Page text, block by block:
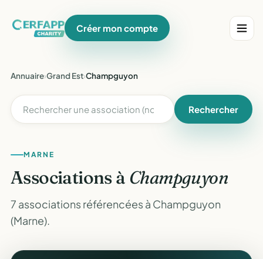
Créer mon compte
Annuaire›Grand Est›Champguyon
Rechercher
MARNE
Associations à Champguyon
7 associations référencées à Champguyon
(Marne).